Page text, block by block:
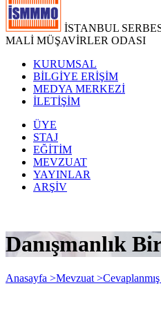
İSTANBUL
MALİ MÜŞAVİRLER ODASI
KURUMSAL
BİLGİYE ERİŞİM
MEDYA MERKEZİ
İLETİŞİM
ÜYE
STAJ
EĞİTİM
MEVZUAT
YAYINLAR
ARŞİV
Danışmanlık
Anasayfa >Mevzuat >